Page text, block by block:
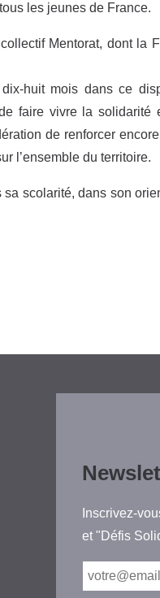
les jeunes de France.
Mentorat, dont la
huit mois dans ce
faire vivre la solidarité
de renforcer
l’ensemble du territoire.
scolarité, dans son
Inscrivez-
et "Défis